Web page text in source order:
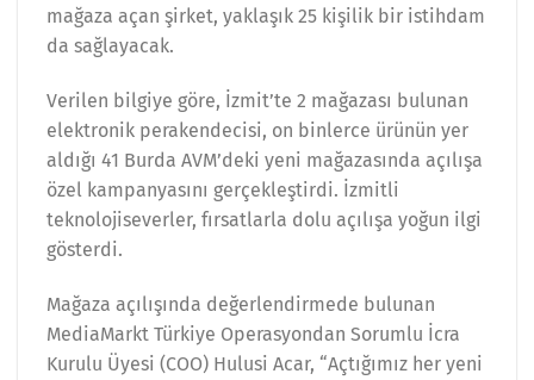
mağaza açan şirket, yaklaşık 25 kişilik bir istihdam
da sağlayacak.
Verilen bilgiye göre, İzmit’te 2 mağazası bulunan
elektronik perakendecisi, on binlerce ürünün yer
aldığı 41 Burda AVM’deki yeni mağazasında açılışa
özel kampanyasını gerçekleştirdi. İzmitli
teknolojiseverler, fırsatlarla dolu açılışa yoğun ilgi
gösterdi.
Mağaza açılışında değerlendirmede bulunan
MediaMarkt Türkiye Operasyondan Sorumlu İcra
Kurulu Üyesi (COO) Hulusi Acar, “Açtığımız her yeni